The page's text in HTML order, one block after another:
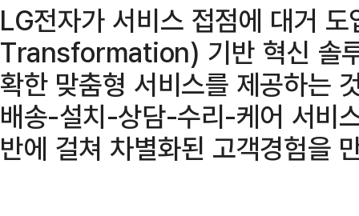
LG전자가 서비스 접점에 대거
Transformation) 기반 혁신 솔
확한 맞춤형 서비스를 제공하는
배송-설치-상담-수리-케어 서비
반에 걸쳐 차별화된 고객경험을